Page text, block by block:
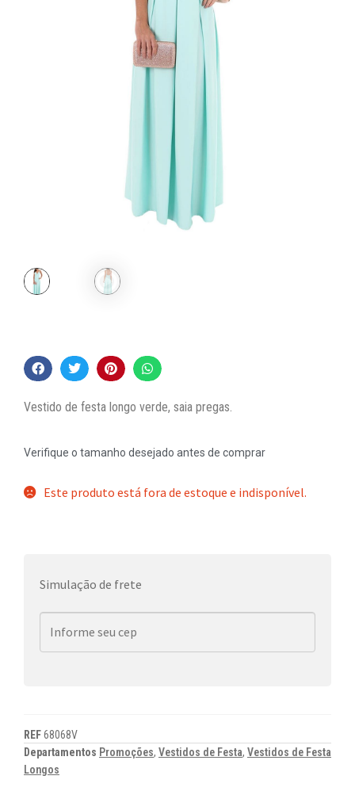
Vestido de festa longo verde, saia pregas.
Verifique o tamanho desejado antes de comprar
Este produto está fora de estoque e indisponível.
Simulação de frete
REF68068V
Departamentos Promoções, Vestidos de Festa, Vestidos de Festa
Longos